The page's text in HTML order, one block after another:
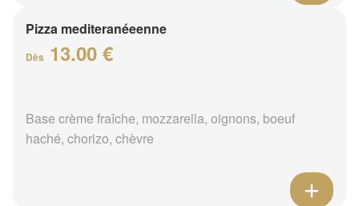
Pizza mediteranéeenne
Dès 13.00 €
Base crème fraîche, mozzarella, oignons, boeuf
haché, chorizo, chèvre